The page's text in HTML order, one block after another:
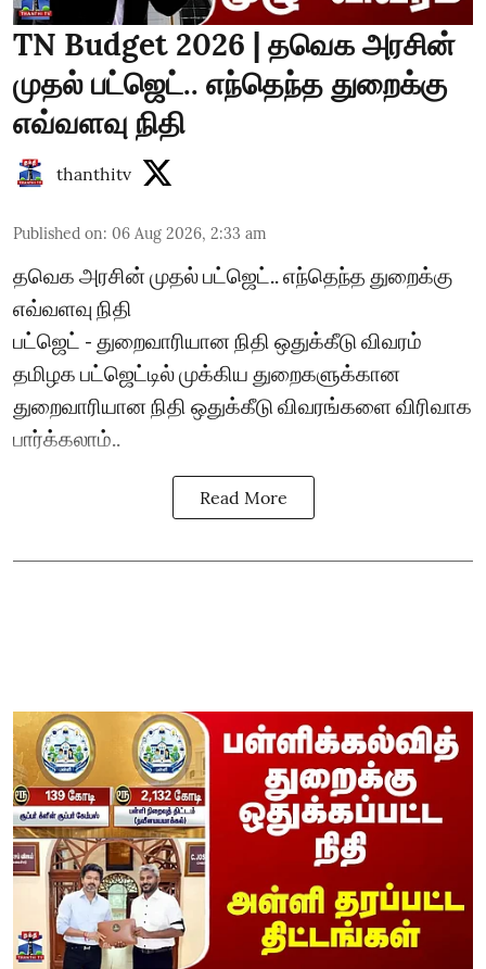
TN Budget 2026 | தவெக அரசின்
முதல் பட்ஜெட்.. எந்தெந்த துறைக்கு
எவ்வளவு நிதி
thanthitv
Published on: 06 Aug 2026, 2:33 am
தவெக அரசின் முதல் பட்ஜெட்.. எந்தெந்த துறைக்கு
எவ்வளவு நிதி
பட்ஜெட் - துறைவாரியான நிதி ஒதுக்கீடு விவரம்
தமிழக பட்ஜெட்டில் முக்கிய துறைகளுக்கான
துறைவாரியான நிதி ஒதுக்கீடு விவரங்களை விரிவாக
பார்க்கலாம்..
Read More